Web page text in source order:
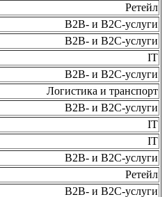
Ретейл
B2B- и B2C-услуги
B2B- и B2C-услуги
IT
B2B- и B2C-услуги
Логистика и транспорт
B2B- и B2C-услуги
IT
IT
B2B- и B2C-услуги
Ретейл
B2B- и B2C-услуги